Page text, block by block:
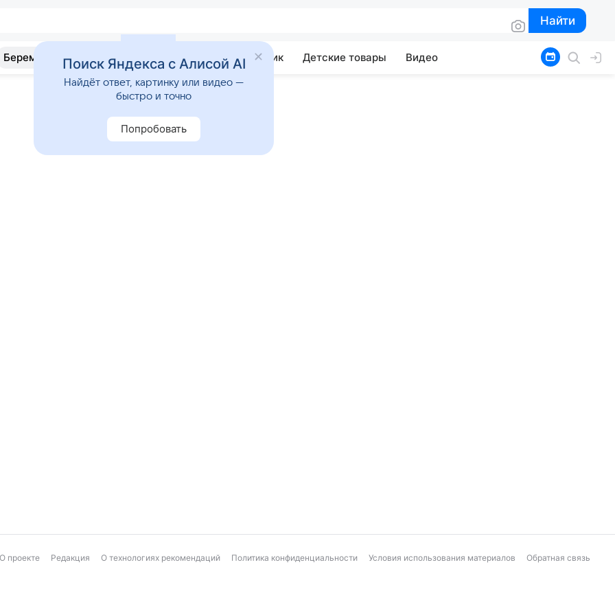
Найти
Найти
Беременность Развитие Почемучка Учебник Детские товары Видео
О проекте Редакция О технологиях рекомендаций Политика конфиденциальности Условия использования материалов Обратная связь
Поиск Яндекса с Алисой AI
Найдёт ответ, картинку или видео —
быстро и точно
Попробовать